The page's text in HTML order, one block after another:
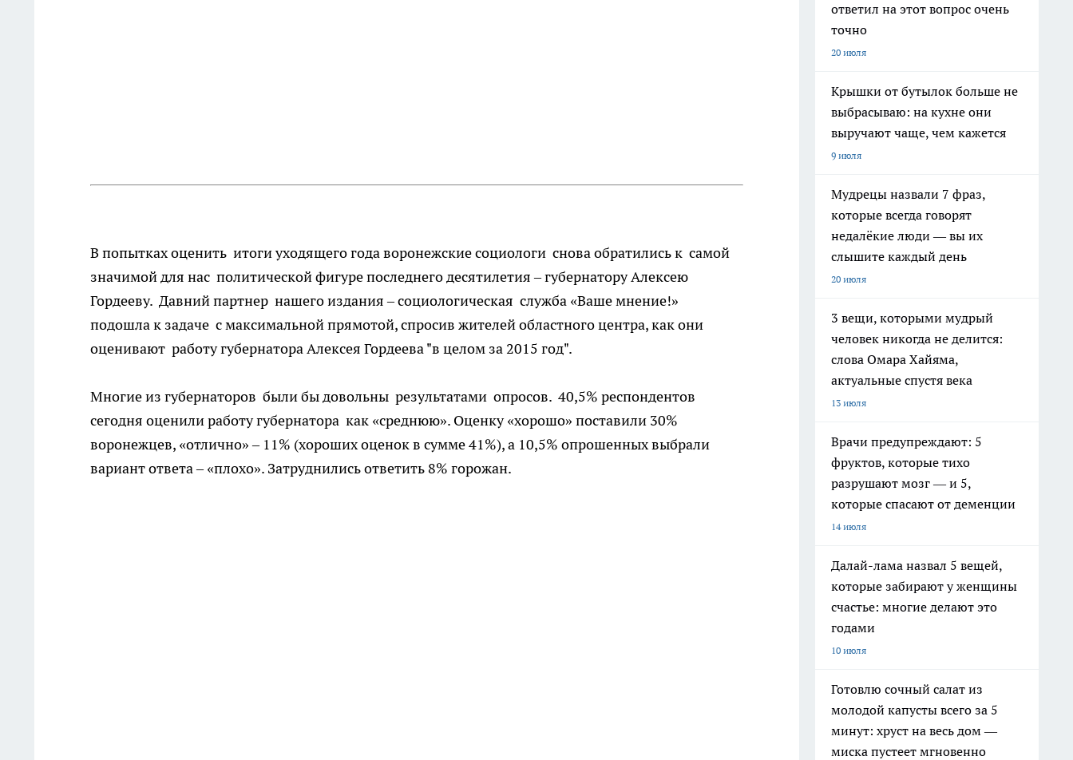
В попытках оценить итоги уходящего года воронежские социологи снова обратились к самой
значимой для нас политической фигуре последнего десятилетия – губернатору Алексею
Гордееву. Давний партнер нашего издания – социологическая служба «Ваше мнение!»
подошла к задаче с максимальной прямотой, спросив жителей областного центра, как они
оценивают работу губернатора Алексея Гордеева "в целом за 2015 год".
Многие из губернаторов были бы довольны результатами опросов. 40,5% респондентов
сегодня оценили работу губернатора как «среднюю». Оценку «хорошо» поставили 30%
воронежцев, «отлично» – 11% (хороших оценок в сумме 41%), а 10,5% опрошенных выбрали
вариант ответа – «плохо». Затруднились ответить 8% горожан.
ответил на этот вопрос очень
точно
20 июля
Крышки от бутылок больше не
выбрасываю: на кухне они
выручают чаще, чем кажется
9 июля
Мудрецы назвали 7 фраз,
которые всегда говорят
недалёкие люди — вы их
слышите каждый день
20 июля
3 вещи, которыми мудрый
человек никогда не делится:
слова Омара Хайяма,
актуальные спустя века
13 июля
Врачи предупреждают: 5
фруктов, которые тихо
разрушают мозг — и 5,
которые спасают от деменции
14 июля
Далай-лама назвал 5 вещей,
которые забирают у женщины
счастье: многие делают это
годами
10 июля
Готовлю сочный салат из
молодой капусты всего за 5
минут: хруст на весь дом —
миска пустеет мгновенно